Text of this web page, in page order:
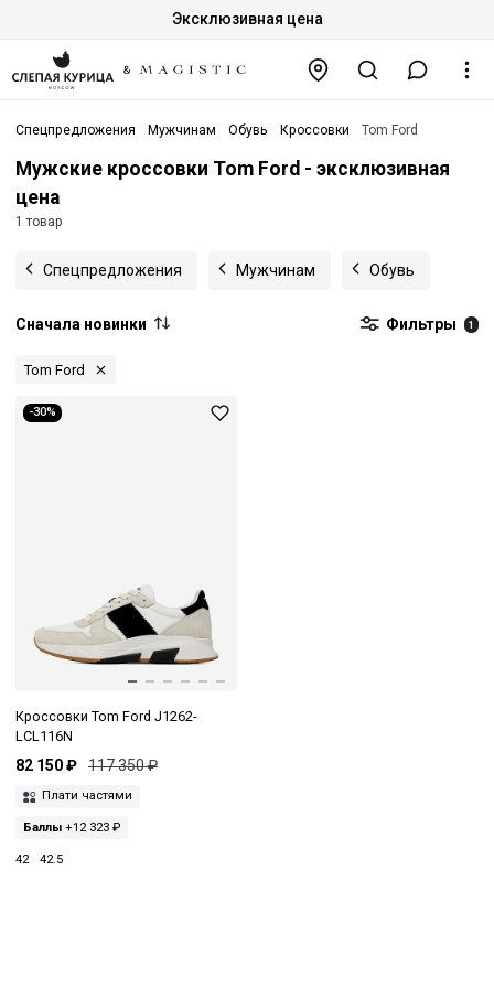
Эксклюзивная цена
Спецпредложения Мужчинам Обувь Кроссовки Tom Ford
Мужские кроссовки Tom Ford - эксклюзивная
цена
1 товар
Спецпредложения Мужчинам Обувь
Сначала новинки Фильтры 1
Tom Ford
-30%
Кроссовки Tom Ford J1262-
LCL116N
82 150 ₽ 117 350 ₽
Плати частями
Баллы +12 323 ₽
42 42.5